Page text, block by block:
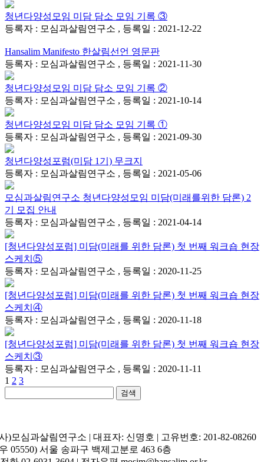
청년다양성모임 미담 담소 모임 기록 ③
등록자 : 모심과살림연구소 , 등록일 : 2021-12-22
Hansalim Manifesto 한살림선언 영문판
등록자 : 모심과살림연구소 , 등록일 : 2021-11-30
청년다양성모임 미담 담소 모임 기록 ②
등록자 : 모심과살림연구소 , 등록일 : 2021-10-14
청년다양성모임 미담 담소 모임 기록 ①
등록자 : 모심과살림연구소 , 등록일 : 2021-09-30
청년다양성포럼(미담 1기) 무크지
등록자 : 모심과살림연구소 , 등록일 : 2021-05-06
모심과살림연구소 청년다양성모임 미담(미래를위한 담론) 2
기 모집 안내
등록자 : 모심과살림연구소 , 등록일 : 2021-04-14
[청년다양성포럼] 미담(미래를 위한 담론) 첫 번째 워크숍 현장
스케치⑤
등록자 : 모심과살림연구소 , 등록일 : 2020-11-25
[청년다양성포럼] 미담(미래를 위한 담론) 첫 번째 워크숍 현장
스케치④
등록자 : 모심과살림연구소 , 등록일 : 2020-11-18
[청년다양성포럼] 미담(미래를 위한 담론) 첫 번째 워크숍 현장
스케치③
등록자 : 모심과살림연구소 , 등록일 : 2020-11-11
1 2 3
검색
)모심과살림연구소 | 대표자: 신명호 | 고유번호: 201-82-08260
05550) 서울 송파구 백제고분로 463 6층